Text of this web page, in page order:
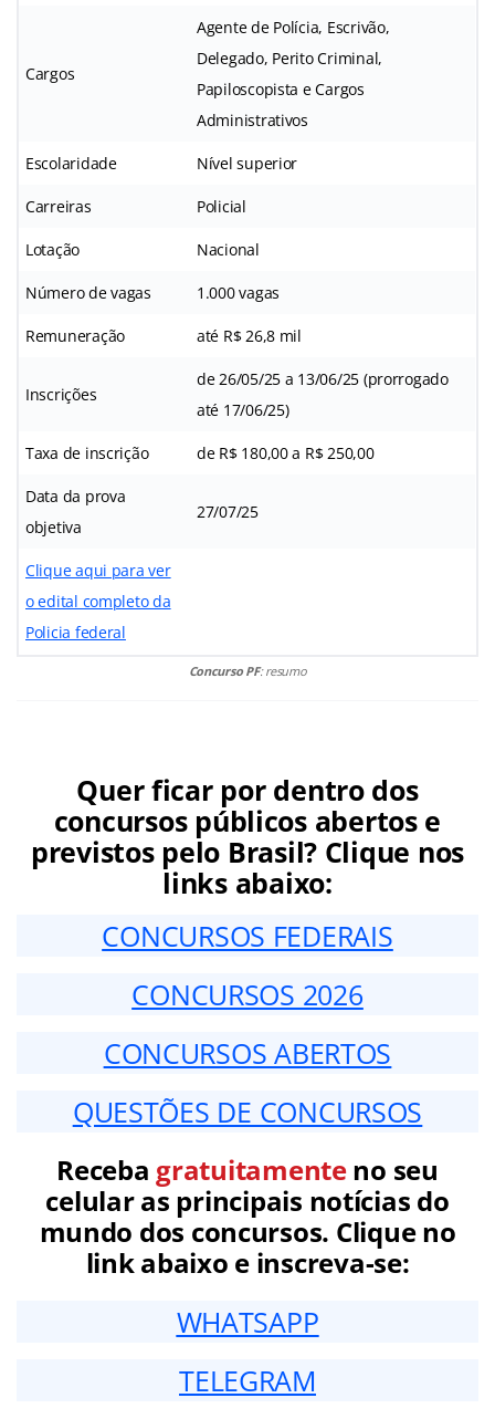
Cargos
Agente de Polícia, Escrivão,
Delegado, Perito Criminal,
Papiloscopista e Cargos
Administrativos
Escolaridade Nível superior
Carreiras Policial
Lotação Nacional
Número de vagas 1.000 vagas
Remuneração até R$ 26,8 mil
Inscrições
de 26/05/25 a 13/06/25 (prorrogado
até 17/06/25)
Taxa de inscrição de R$ 180,00 a R$ 250,00
Data da prova
objetiva
27/07/25
Clique aqui para ver
o edital completo da
Policia federal
Concurso PF: resumo
Quer ficar por dentro dos
concursos públicos abertos e
previstos pelo Brasil? Clique nos
links abaixo:
CONCURSOS FEDERAIS
CONCURSOS 2026
CONCURSOS ABERTOS
QUESTÕES DE CONCURSOS
Receba gratuitamenteno seu
celular as principais notícias do
mundo dos concursos. Clique no
link abaixo e inscreva-se:
WHATSAPP
TELEGRAM